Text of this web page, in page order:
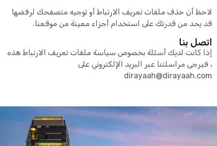
لاحظ أن حذف ملفات تعريف الارتباط أو توجيه متصفحك لرفضها
قد يحد من قدرتك على استخدام أجزاء معينة من موقعنا.
اتصل بنا
إذا كانت لديك أسئلة بخصوص سياسة ملفات تعريف الارتباط هذه
، فيرجى مراسلتنا عبر البريد الإلكتروني على
dirayaah@dirayaah.com